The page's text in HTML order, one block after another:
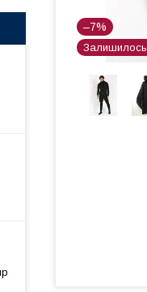
–7%
Залишилось